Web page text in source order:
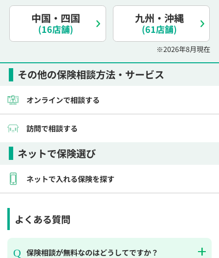
（オンライン保険相談専用）
0120-987-110
平日 / 土日祝日 10:00〜17:00（通話無料）
※受付時間外にご予約をいただいた場合は、
翌営業日のご連絡となります
その他の保険相談方法・サービス
オンラインで相談する
訪問で相談する
ネットで保険選び
ネットで入れる保険を探す
中国・四国
(16店舗)
九州・沖縄
(61店舗)
※2026年8月現在
よくある質問
保険相談が無料なのはどうしてですか？